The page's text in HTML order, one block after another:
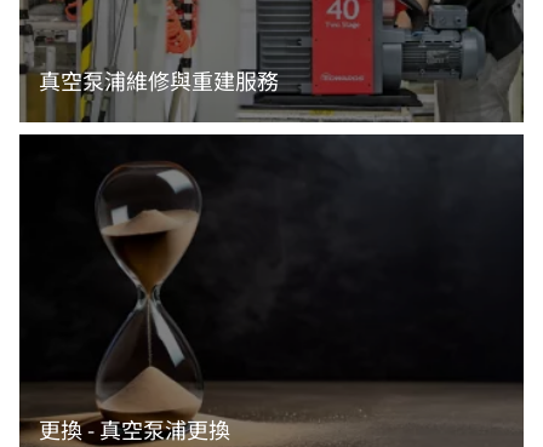
真空泵浦維修與重建服務
閱讀更多資訊
更換 - 真空泵浦更換